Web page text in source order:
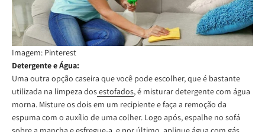
Imagem: Pinterest
Detergente e Água:
Uma outra opção caseira que você pode escolher, que é bastante
utilizada na limpeza dosestofados, é misturar detergente com água
morna. Misture os dois em um recipiente e faça a remoção da
espuma com o auxílio de uma colher. Logo após, espalhe no sofá